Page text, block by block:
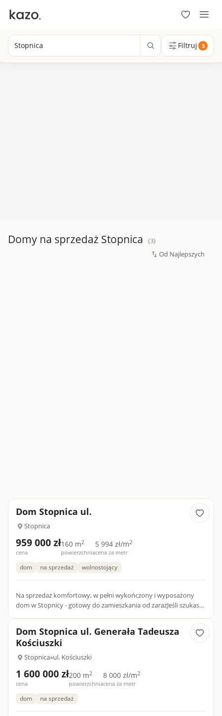
Stopnica Filtruj 3
Domy na sprzedaż Stopnica (3)
Dom Stopnica ul.
Stopnica
959 000 zł
cena
160 m2
powierzchnia
5 994 zł/m2
cena za metr
dom na sprzedaż wolnostojący
Na sprzedaż komfortowy, w pełni wykończony i wyposażony
dom w Stopnicy - gotowy do zamieszkania od zarazJeśli szukasz
Dom Stopnica ul. Generała Tadeusza
Kościuszki
Stopnica»ul. Kościuszki
1 600 000 zł
cena
200 m2
powierzchnia
8 000 zł/m2
cena za metr
dom na sprzedaż